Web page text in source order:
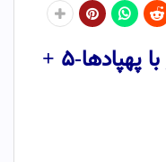
ترفندهای آموزشی پرواز با پهپادها-۵ +